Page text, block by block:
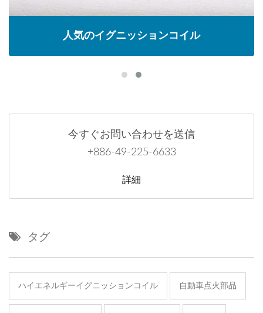
人気のイグニッションコイル
今すぐお問い合わせを送信
+886-49-225-6633
詳細
タグ
ハイエネルギーイグニッションコイル 自動車点火部品